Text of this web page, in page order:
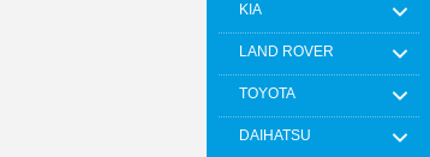
KIA
LAND ROVER
TOYOTA
DAIHATSU